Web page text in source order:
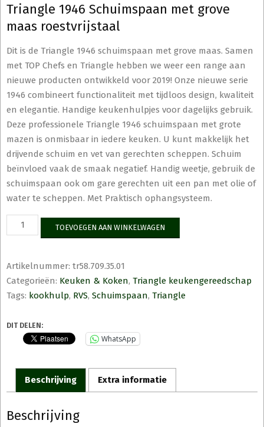
Triangle 1946 Schuimspaan met grove
maas roestvrijstaal
Dit is de Triangle 1946 schuimspaan met grove maas. Samen
met TOP Chefs en Triangle hebben we weer een range aan
nieuwe producten ontwikkeld voor 2019! Onze nieuwe serie
1946 combineert functionaliteit met tijdloos design, kwaliteit
en elegantie. Handige keukenhulpjes voor dagelijks gebruik.
Deze professionele Triangle 1946 schuimspaan met grote
mazen is onmisbaar in iedere keuken. U kunt makkelijk het
drijvende schuim en vet van gerechten scheppen. Schuim
beïnvloed vaak de smaak negatief. Handig weetje, gebruik de
schuimspaan ook om gare gerechten uit een pan met olie of
water te scheppen. Met Praktisch ophangsysteem.
Triangle
grove
maas
roestvrijstaal
TOEVOEGEN AAN WINKELWAGEN
Artikelnummer: tr58.709.35.01
Categorieën: Keuken & Koken, Triangle keukengereedschap
Tags: kookhulp, RVS, Schuimspaan, Triangle
DIT DELEN:
WhatsApp
Beschrijving Extra informatie
Beschrijving